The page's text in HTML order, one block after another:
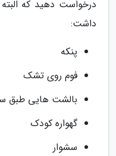
درخواست دهید که
داشت:
پنکه
فوم روی تشک
بالشت هایی طبق
گهواره کودک
سشوار